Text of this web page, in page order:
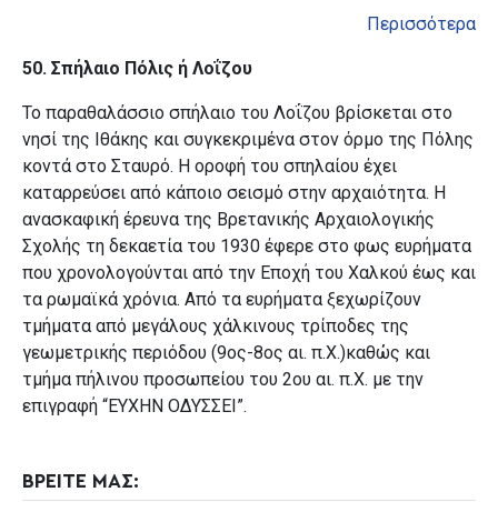
Περισσότερα
50. Σπήλαιο Πόλις ή Λοΐζου
Το παραθαλάσσιο σπήλαιο του Λοΐζου βρίσκεται στο
νησί της Ιθάκης και συγκεκριμένα στον όρμο της Πόλης
κοντά στο Σταυρό. Η οροφή του σπηλαίου έχει
καταρρεύσει από κάποιο σεισμό στην αρχαιότητα. Η
ανασκαφική έρευνα της Βρετανικής Αρχαιολογικής
Σχολής τη δεκαετία του 1930 έφερε στο φως ευρήματα
που χρονολογούνται από την Εποχή του Χαλκού έως και
τα ρωμαϊκά χρόνια. Από τα ευρήματα ξεχωρίζουν
τμήματα από μεγάλους χάλκινους τρίποδες της
γεωμετρικής περιόδου (9ος-8ος αι. π.Χ.)καθώς και
τμήμα πήλινoυ προσωπείου του 2ου αι. π.Χ. με την
επιγραφή “ΕΥΧΗΝ ΟΔΥΣΣΕΙ”.
ΒΡΕΙΤΕ ΜΑΣ: